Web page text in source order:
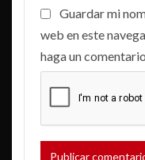
Guardar mi
web en este
haga un